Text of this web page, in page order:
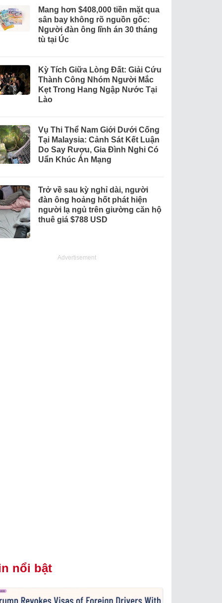
Mang hơn $408,000 tiền mặt qua
sân bay không rõ nguồn gốc:
Người đàn ông lĩnh án 30 tháng
tù tại Úc
Kỳ Tích Giữa Lòng Đất: Giải Cứu
Thành Công Nhóm Người Mắc
Kẹt Trong Hang Ngập Nước Tại
Lào
Vụ Thi Thể Nam Giới Dưới Cống
Tại Malaysia: Cảnh Sát Kết Luận
Do Say Rượu, Gia Đình Nghi Có
Uẩn Khúc Án Mạng
Trở về sau kỳ nghỉ dài, người
đàn ông hoảng hốt phát hiện
người lạ ngủ trên giường căn hộ
thuê giá $788 USD
Advertisement
nổi bật